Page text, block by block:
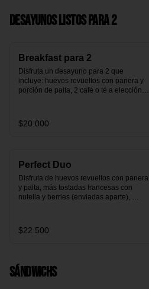
Desayunos Listos para 2
Breakfast para 2
Disfruta un desayuno para 2 que
incluye: huevos revueltos con panera y
porción de palta, 2 café o té a elección, 2
hecha en casa, un mini brownie y galleta
de avena para compartir.
$20.000
Perfect Duo
Disfruta de huevos revueltos con panera
y palta, más tostadas francesas con
nutella y berries (enviadas aparte),
mermelada de arándanos y granola
hecha en casa.
$22.500
Sándwichs